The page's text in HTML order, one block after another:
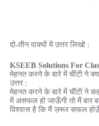
दो-तीन वाक्यों में उत्तर लिखो :
KSEEB Solutions For
मेहनत करने के बारे में चींटी ने
उत्तर :
मेहनत करने के बारे में चींटी ने
में असफल हो जाऊँगी तो मैं बार
विश्वास है कि मैं ज़रूर सफल